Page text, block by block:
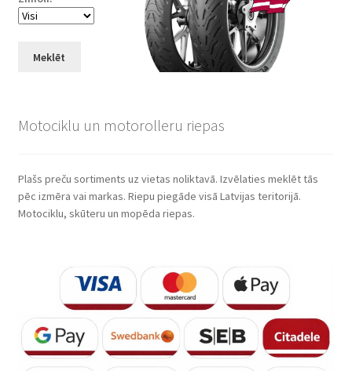
Meklēt
Motociklu un motorolleru riepas
Plašs preču sortiments uz vietas noliktavā. Izvēlaties meklēt tās
pēc izmēra vai markas. Riepu piegāde visā Latvijas teritorijā.
Motociklu, skūteru un mopēda riepas.